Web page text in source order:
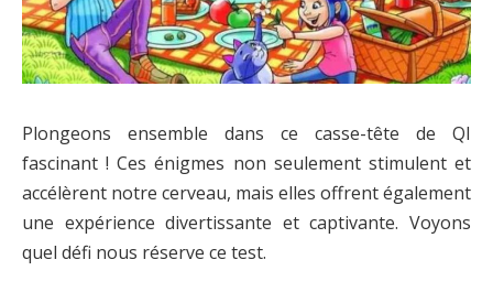
Plongeons ensemble dans ce casse-tête de QI
fascinant ! Ces énigmes non seulement stimulent et
accélèrent notre cerveau, mais elles offrent également
une expérience divertissante et captivante. Voyons
quel défi nous réserve ce test.